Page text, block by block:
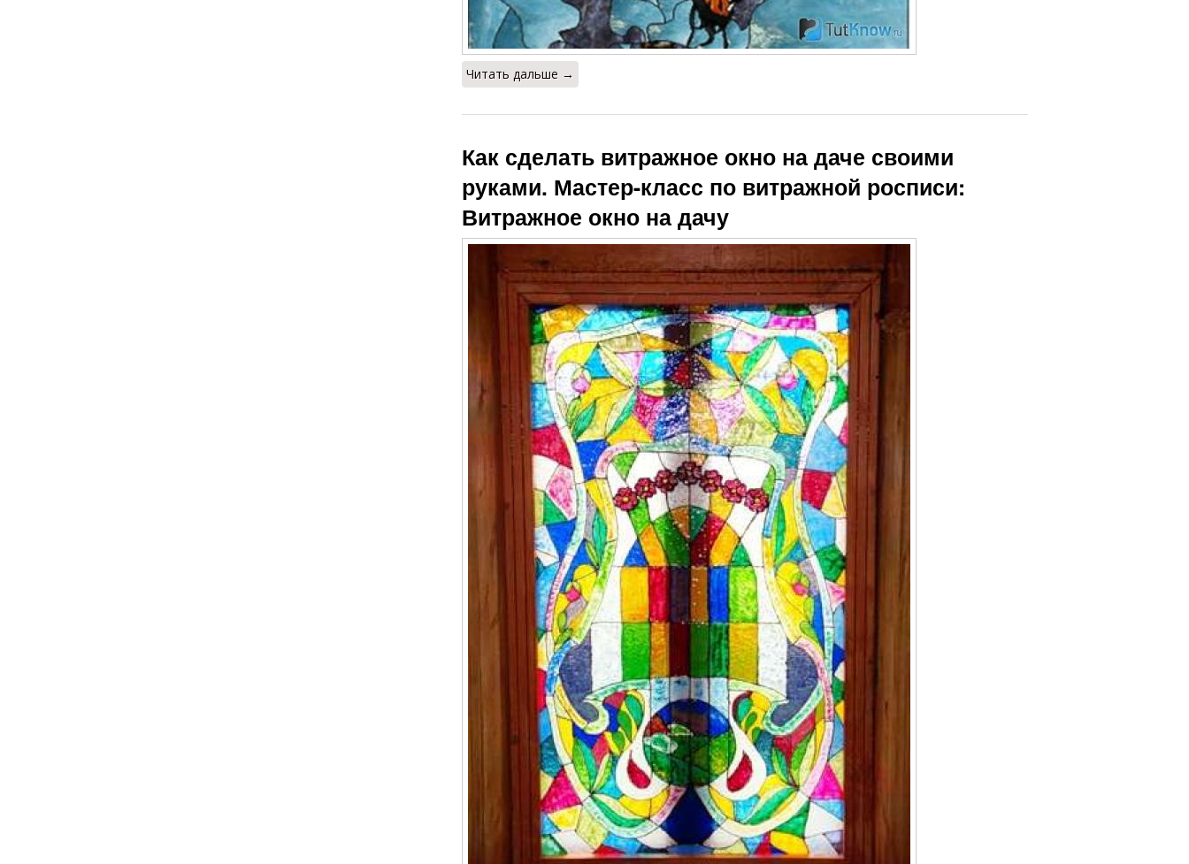
Читать дальше →
Как сделать витражное окно на даче своими
руками. Мастер-класс по витражной росписи:
Витражное окно на дачу